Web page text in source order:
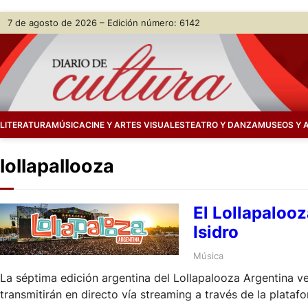
Skip
content
7 de agosto de 2026 – Edición número: 6142
LITERATURAMÚSICACINE Y ARTES VISUALESTEATRO Y DANZAMUSEOS Y
lollapallooza
El
Isidro
Música
La séptima edición argentina del Lollapalooza Argentina
transmitirán en directo vía streaming a través de la